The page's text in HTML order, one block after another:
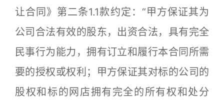
让合同》第二条1.1款约定：“甲方保证其为
公司合法有效的股东，出资合法，具有完全
民事行为能力，拥有订立和履行本合同所需
要的授权或权利；甲方保证其对标的公司的
股权和标的网店拥有完全的所有权和处分